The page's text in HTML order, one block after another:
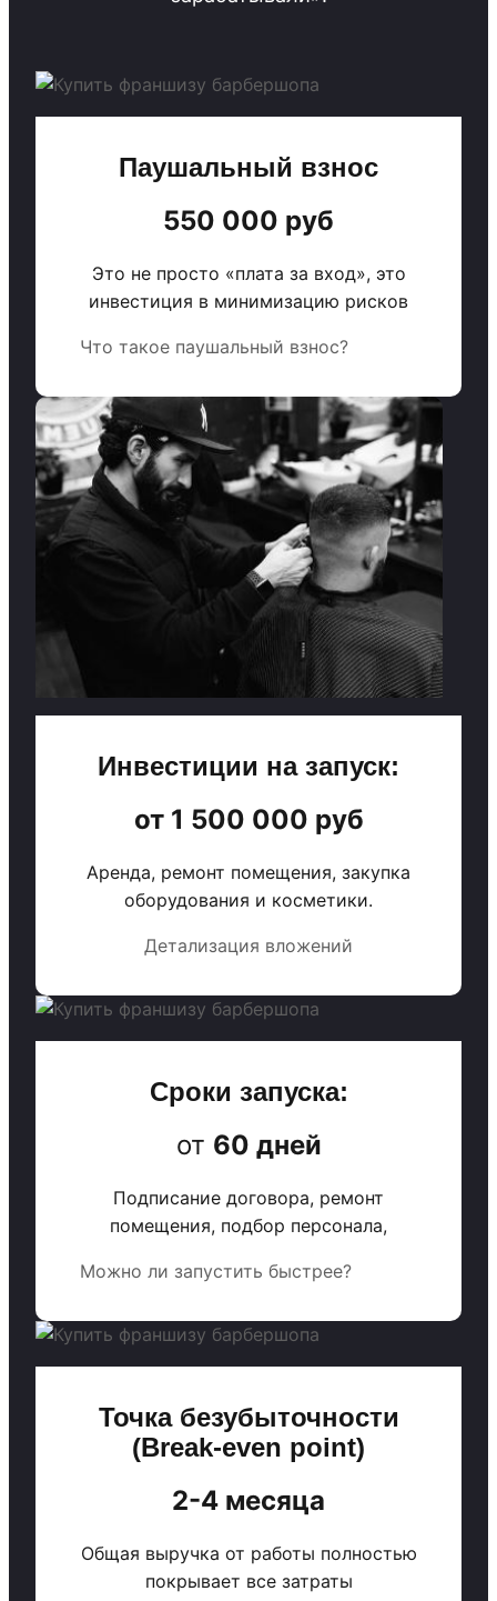
Паушальный взнос
550 000 руб
Это не просто «плата за вход», это
инвестиция в минимизацию рисков
Что такое паушальный взнос?
Инвестиции на запуск:
от 1 500 000 руб
Аренда, ремонт помещения, закупка
оборудования и косметики.
Детализация вложений
Сроки запуска:
от 60 дней
Подписание договора, ремонт
помещения, подбор персонала,
Можно ли запустить быстрее?
Точка безубыточности
(Break-even point)
2-4 месяца
Общая выручка от работы полностью
покрывает все затраты